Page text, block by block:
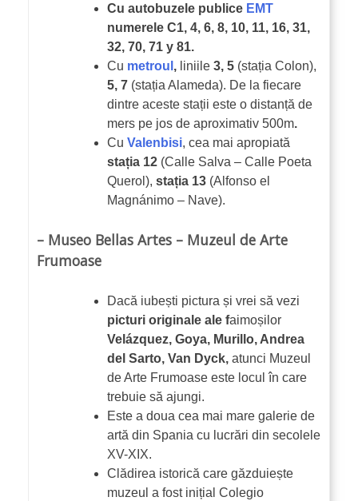
Cu autobuzele publice EMT
numerele C1, 4, 6, 8, 10, 11, 16, 31,
32, 70, 71 y 81.
Cu metroul , liniile 3, 5 (stația Colon),
5, 7 (stația Alameda). De la fiecare
dintre aceste stații este o distanță de
mers pe jos de aproximativ 500m.
Cu Valenbisi, cea mai apropiată
stația 12 (Calle Salva – Calle Poeta
Querol), stația 13 (Alfonso el
Magnánimo – Nave).
– Museo Bellas Artes – Muzeul de Arte
Frumoase
Dacă iubești pictura și vrei să vezi
picturi originale ale faimoșilor
Velázquez, Goya, Murillo, Andrea
del Sarto, Van Dyck, atunci Muzeul
de Arte Frumoase este locul în care
trebuie să ajungi.
Este a doua cea mai mare galerie de
artă din Spania cu lucrări din secolele
XV-XIX.
Clădirea istorică care găzduiește
muzeul a fost inițial Colegio